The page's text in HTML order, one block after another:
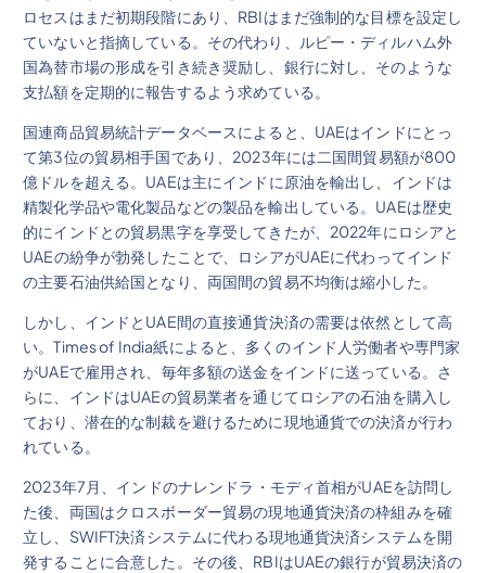
ロセスはまだ初期段階にあり、RBIはまだ強制的な目標を設定し
ていないと指摘している。その代わり、ルピー・ディルハム外
国為替市場の形成を引き続き奨励し、銀行に対し、そのような
支払額を定期的に報告するよう求めている。
国連商品貿易統計データベースによると、UAEはインドにとっ
て第3位の貿易相手国であり、2023年には二国間貿易額が800
億ドルを超える。UAEは主にインドに原油を輸出し、インドは
精製化学品や電化製品などの製品を輸出している。UAEは歴史
的にインドとの貿易黒字を享受してきたが、2022年にロシアと
UAEの紛争が勃発したことで、ロシアがUAEに代わってインド
の主要石油供給国となり、両国間の貿易不均衡は縮小した。
しかし、インドとUAE間の直接通貨決済の需要は依然として高
い。Times of India紙によると、多くのインド人労働者や専門家
がUAEで雇用され、毎年多額の送金をインドに送っている。さ
らに、インドはUAEの貿易業者を通じてロシアの石油を購入し
ており、潜在的な制裁を避けるために現地通貨での決済が行わ
れている。
2023年7月、インドのナレンドラ・モディ首相がUAEを訪問し
た後、両国はクロスボーダー貿易の現地通貨決済の枠組みを確
立し、SWIFT決済システムに代わる現地通貨決済システムを開
発することに合意した。その後、RBIはUAEの銀行が貿易決済の